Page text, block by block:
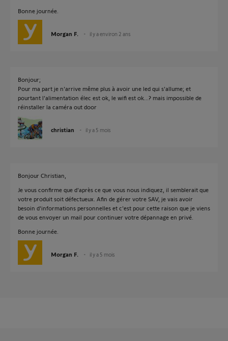
Bonne journée.
Morgan F. il y a environ 2 ans
Bonjour;
Pour ma part je n'arrive même plus à avoir une led qui s'allume; et
pourtant l'alimentation élec est ok, le wifi est ok...? mais impossible de
réinstaller la caméra out door
christian il y a 5 mois
Bonjour Christian,
Je vous confirme que d'après ce que vous nous indiquez, il semblerait que
votre produit soit défectueux. Afin de gérer votre SAV, je vais avoir
besoin d'informations personnelles et c'est pour cette raison que je viens
de vous envoyer un mail pour continuer votre dépannage en privé.
Bonne journée.
Morgan F. il y a 5 mois